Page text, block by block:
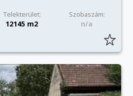
Telekterület: Szobaszám:
12145 m2 n/a